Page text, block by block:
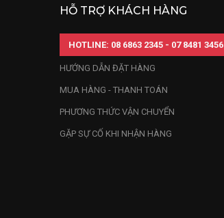
HỖ TRỢ KHÁCH HÀNG
HOTLINE: 08 6863 2345 - 07 8481 3456
HƯỚNG DẪN ĐẶT HÀNG
MUA HÀNG - THANH TOÁN
PHƯƠNG THỨC VẬN CHUYỂN
GẶP SỰ CỐ KHI NHẬN HÀNG